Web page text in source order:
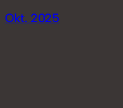
Okt. 2025